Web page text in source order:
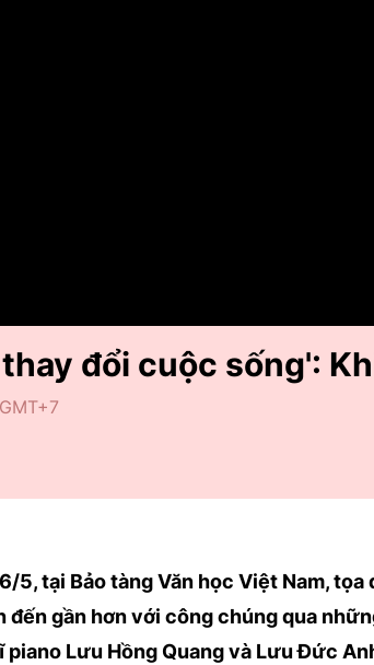
đổi cuộc sống':
5, tại Bảo tàng Văn học Việt Nam,
đến gần hơn với công chúng qua
piano Lưu Hồng Quang và Lưu Đức